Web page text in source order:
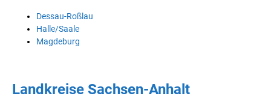
Dessau-Roßlau
Halle/Saale
Magdeburg
Landkreise Sachsen-Anhalt